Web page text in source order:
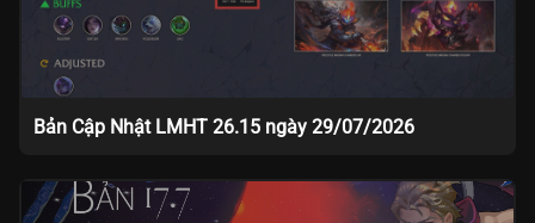
Bản Cập Nhật LMHT 26.15 ngày 29/07/2026